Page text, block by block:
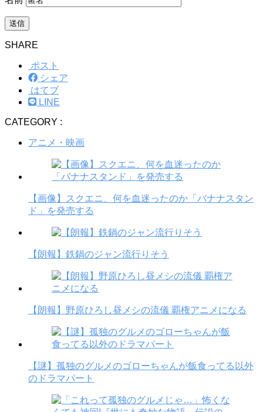
SHARE
ポスト
シェア
はてブ
LINE
CATEGORY :
アニメ・映画
【画像】スクエニ、何を血迷ったのか「バナナスタン
ド」を発売する
【朗報】鉄鍋のジャン流行りそう
【朗報】野原ひろし昼メシの流儀 覇権アニメになる
【謎】孤独のグルメのゴローちゃんが飯食ってる以外
のドラマパート